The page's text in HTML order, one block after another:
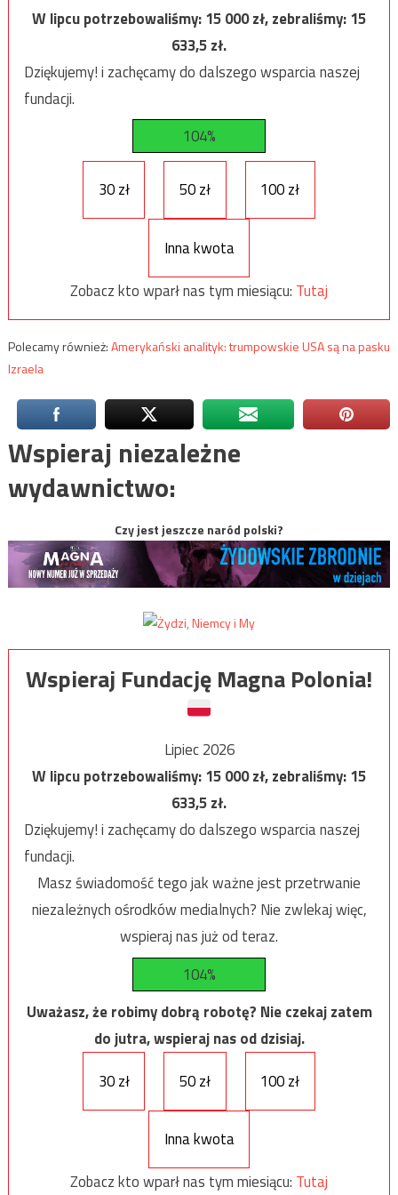
W lipcu potrzebowaliśmy:15 000zł, zebraliśmy:15
633,5zł.
Dziękujemy! i zachęcamy do dalszego wsparcia naszej
fundacji.
104%
30 zł 50 zł 100 zł
Inna kwota
Zobacz kto wparł nas tym miesiącu: Tutaj
Polecamy również:Amerykański analityk: trumpowskie USA są na pasku
Izraela
Wspieraj niezależne
wydawnictwo:
Czy jest jeszcze naród polski?
Wspieraj Fundację Magna Polonia!
Lipiec 2026
W lipcu potrzebowaliśmy:15 000zł, zebraliśmy:15
633,5zł.
Dziękujemy! i zachęcamy do dalszego wsparcia naszej
fundacji.
Masz świadomość tego jak ważne jest przetrwanie
niezależnych ośrodków medialnych? Nie zwlekaj więc,
wspieraj nas już od teraz.
104%
Uważasz, że robimy dobrą robotę? Nie czekaj zatem
do jutra, wspieraj nas od dzisiaj.
30 zł
50 zł 100 zł
Inna kwota
Zobacz kto wparł nas tym miesiącu: Tutaj